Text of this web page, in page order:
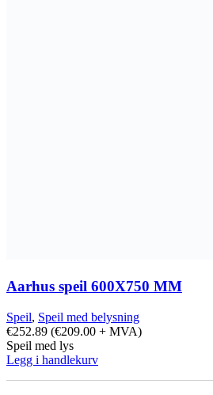
Aarhus speil 600X750 MM
Speil, Speil med belysning
€252.89 (€209.00 + MVA)
Speil med lys
Legg i handlekurv